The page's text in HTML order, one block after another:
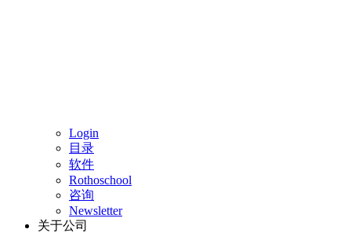
Login
目录
软件
Rothoschool
咨询
Newsletter
关于公司